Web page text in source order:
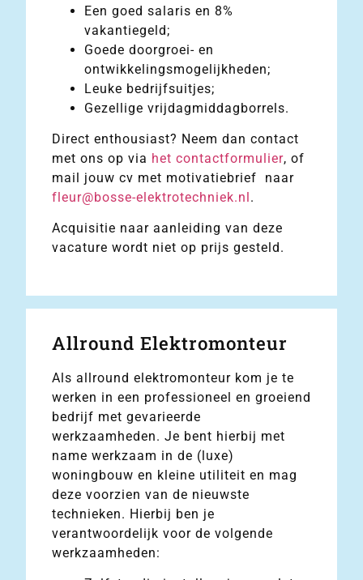
Een goed salaris en 8%
vakantiegeld;
Goede doorgroei- en
ontwikkelingsmogelijkheden;
Leuke bedrijfsuitjes;
Gezellige vrijdagmiddagborrels.
Direct enthousiast? Neem dan contact
met ons op via het contactformulier, of
mail jouw cv met motivatiebrief naar
fleur@bosse-elektrotechniek.nl.
Acquisitie naar aanleiding van deze
vacature wordt niet op prijs gesteld.
Allround Elektromonteur
Als allround elektromonteur kom je te
werken in een professioneel en groeiend
bedrijf met gevarieerde
werkzaamheden. Je bent hierbij met
name werkzaam in de (luxe)
woningbouw en kleine utiliteit en mag
deze voorzien van de nieuwste
technieken. Hierbij ben je
verantwoordelijk voor de volgende
werkzaamheden: